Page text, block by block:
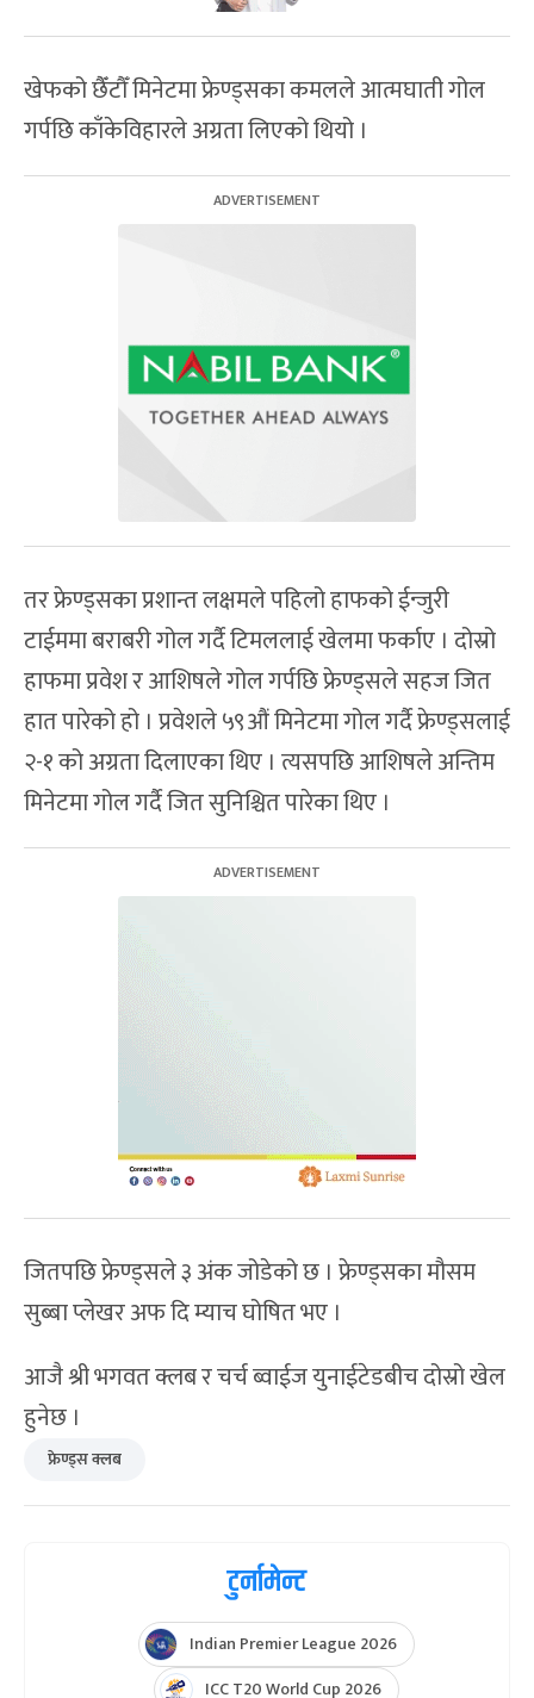
खेफको छैँटौँ मिनेटमा फ्रेण्ड्सका कमलले आत्मघाती गोल
गर्पछि काँकेविहारले अग्रता लिएको थियो ।
तर फ्रेण्ड्सका प्रशान्त लक्षमले पहिलो हाफको ईन्जुरी
टाईममा बराबरी गोल गर्दै टिमललाई खेलमा फर्काए । दोस्रो
हाफमा प्रवेश र आशिषले गोल गर्पछि फ्रेण्ड्सले सहज जित
हात पारेको हो । प्रवेशले ५९औं मिनेटमा गोल गर्दै फ्रेण्ड्सलाई
२-१ को अग्रता दिलाएका थिए । त्यसपछि आशिषले अन्तिम
मिनेटमा गोल गर्दै जित सुनिश्चित पारेका थिए ।
जितपछि फ्रेण्ड्सले ३ अंक जोडेको छ । फ्रेण्ड्सका मौसम
सुब्बा प्लेखर अफ दि म्याच घोषित भए ।
आजै श्री भगवत क्लब र चर्च ब्वाईज युनाईटेडबीच दोस्रो खेल
हुनेछ ।
फ्रेण्ड्स क्लब
टुर्नामेन्ट
Indian Premier League 2026
ICC T20 World Cup 2026